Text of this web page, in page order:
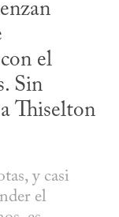
el
Sin
Thiselton
y casi
el